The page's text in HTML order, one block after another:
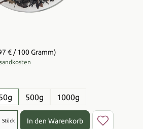
€ / 100 Gramm)
500g 1000g
gewünschten Wert ein oder benutze die
Stück In den Warenkorb